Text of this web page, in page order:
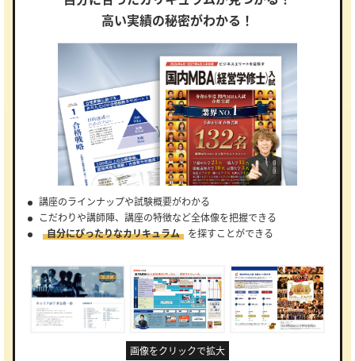
高い実績の秘密がわかる！
講座のラインナップや試験概要がわかる
こだわりや講師陣、講座の特徴など全体像を把握できる
自分にぴったりなカリキュラム
を探すことができる
画像をクリックで拡大